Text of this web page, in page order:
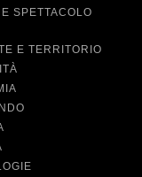
SPETTACOLO
E TERRITORIO